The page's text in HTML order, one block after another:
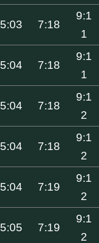
5:03 7:18
9:1
1
5:04 7:18
9:1
1
5:04 7:18
9:1
2
5:04 7:18
9:1
2
5:04 7:19
9:1
2
5:05 7:19
9:1
2